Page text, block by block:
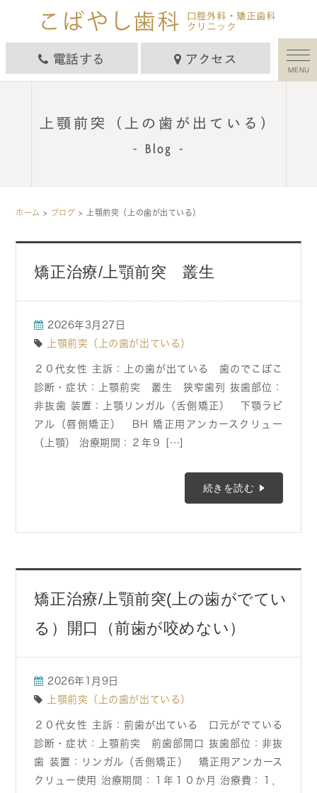
電話する アクセス
MENU
上顎前突（上の歯が出ている）
Blog
ホーム > ブログ > 上顎前突（上の歯が出ている）
矯正治療/上顎前突 叢生
2026年3月27日
上顎前突（上の歯が出ている）
２０代女性 主訴：上の歯が出ている 歯のでこぼこ
診断・症状：上顎前突 叢生 狭窄歯列 抜歯部位：
非抜歯 装置：上顎リンガル（舌側矯正） 下顎ラビ
アル（唇側矯正） BH 矯正用アンカースクリュー
（上顎） 治療期間：２年９ […]
続きを読む
矯正治療/上顎前突(上の歯がでてい
る）開口（前歯が咬めない）
2026年1月9日
上顎前突（上の歯が出ている）
２０代女性 主訴：前歯が出ている 口元がでている
診断・症状：上顎前突 前歯部開口 抜歯部位：非抜
歯 装置：リンガル（舌側矯正） 矯正用アンカース
クリュー使用 治療期間：１年１０か月 治療費：１，